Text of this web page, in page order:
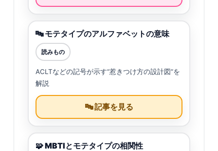
🔤 モテタイプのアルファベットの意味
読みもの
ACLTなどの記号が示す“惹きつけ方の設計図”を
解説
🔤 記事を見る
🧩 MBTIとモテタイプの相関性